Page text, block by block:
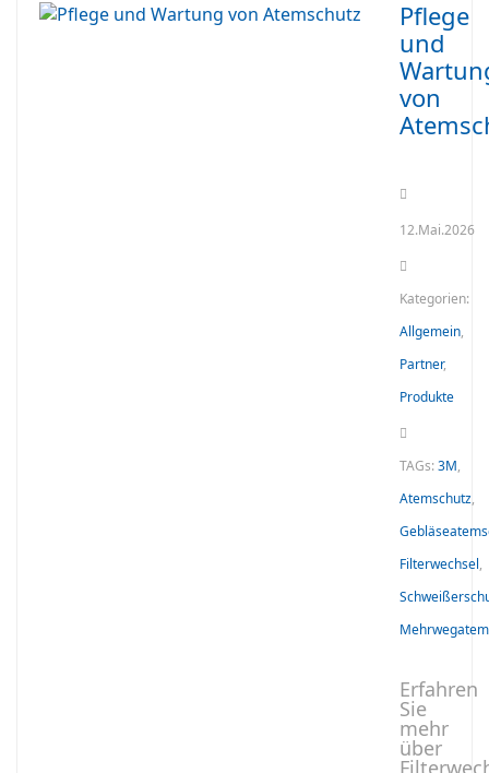
Pflege
und
von
12.Mai.2026
Kategorien:
Allgemein,
Partner,
Produkte
TAGs:3M,
Atemschutz,
Filterwechsel,
Erfahren
Sie
mehr
über